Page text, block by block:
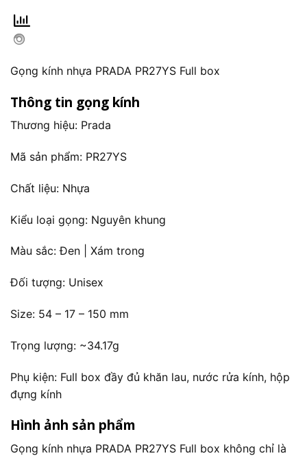
Gọng kính nhựa PRADA PR27YS Full box
Thông tin gọng kính
Thương hiệu: Prada
Mã sản phẩm: PR27YS
Chất liệu: Nhựa
Kiểu loại gọng: Nguyên khung
Màu sắc: Đen | Xám trong
Đối tượng: Unisex
Size: 54 – 17 – 150 mm
Trọng lượng: ~34.17g
Phụ kiện: Full box đầy đủ khăn lau, nước rửa kính, hộp
đựng kính
Hình ảnh sản phẩm
Gọng kính nhựa PRADA PR27YS Full box không chỉ là